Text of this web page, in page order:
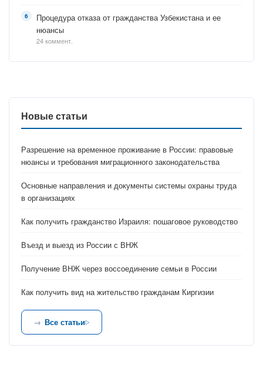
Процедура отказа от гражданства Узбекистана и ее
нюансы
24 коммент.
Новые статьи
Разрешение на временное проживание в России: правовые
нюансы и требования миграционного законодательства
Основные направления и документы системы охраны труда
в организациях
Как получить гражданство Израиля: пошаговое руководство
Въезд и выезд из России с ВНЖ
Получение ВНЖ через воссоединение семьи в России
Как получить вид на жительство гражданам Киргизии
Все статьи